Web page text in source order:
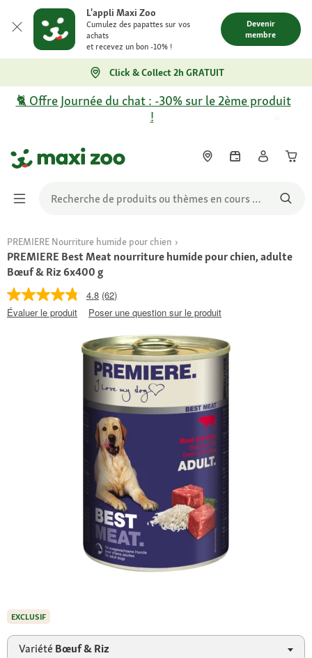
L'appli Maxi Zoo
Cumulez des papattes sur vos
achats
et recevez un bon -10% !
Devenir
membre
Click & Collect 2h GRATUIT
🐈 Offre Journée du chat : -30% sur le 2ème produit
!
PREMIERE Nourriture humide pour chien
PREMIERE Best Meat nourriture humide pour chien, adulte
Bœuf & Riz 6x400 g
4.8 (62)
Évaluer le produit
Poser une question sur le produit
Variété Bœuf & Riz
EXCLUSIF